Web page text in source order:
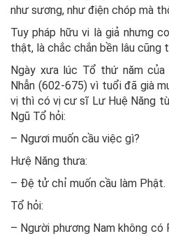
như sương, như điện chóp mà
Tuy pháp hữu vi là giả nhưng
thật, là chắc chắn bền lâu cũng
Ngày xưa lúc Tổ thứ năm của
Nhẫn (602-675) vì tuổi đã già
vị thì có vị cư sĩ Lư Huệ Năng
Ngũ Tổ hỏi:
– Ngươi muốn cầu việc gì?
Hưệ Năng thưa:
– Đệ tử chỉ muốn cầu làm Phật.
Tổ hỏi:
– Người phương Nam không